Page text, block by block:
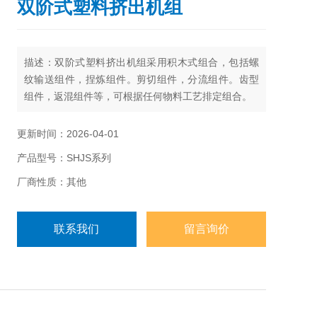
双阶式塑料挤出机组
描述：双阶式塑料挤出机组采用积木式组合，包括螺
纹输送组件，捏炼组件。剪切组件，分流组件。齿型
组件，返混组件等，可根据任何物料工艺排定组合。
更新时间：2026-04-01
产品型号：SHJS系列
厂商性质：其他
联系我们 留言询价